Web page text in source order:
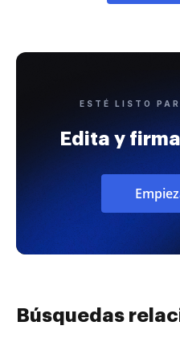
ESTÉ LISTO
Edita y
Búsquedas